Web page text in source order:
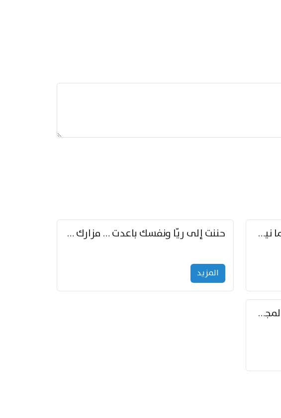
فصبرا في مجال الموت صبرا … فما نيل الخلود بمستطاع حننت إلى ريّا ونفسك باعدت … مزارك من ريّا وشعباكما معا
المزید
إنّ أباها وأبا أباها … قد بلغا في المجد غايتاها